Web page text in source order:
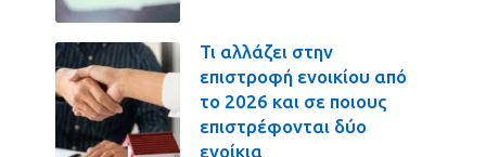
Τι αλλάζει στην
επιστροφή ενοικίου από
το 2026 και σε ποιους
επιστρέφονται δύο
ενοίκια